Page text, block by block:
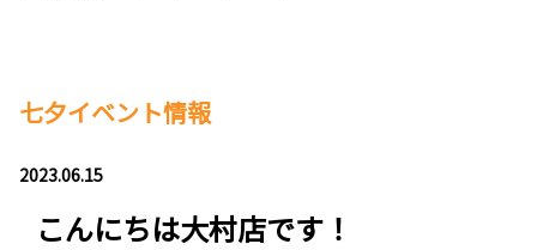
七夕イベント情報
2023.06.15
こんにちは大村店です！